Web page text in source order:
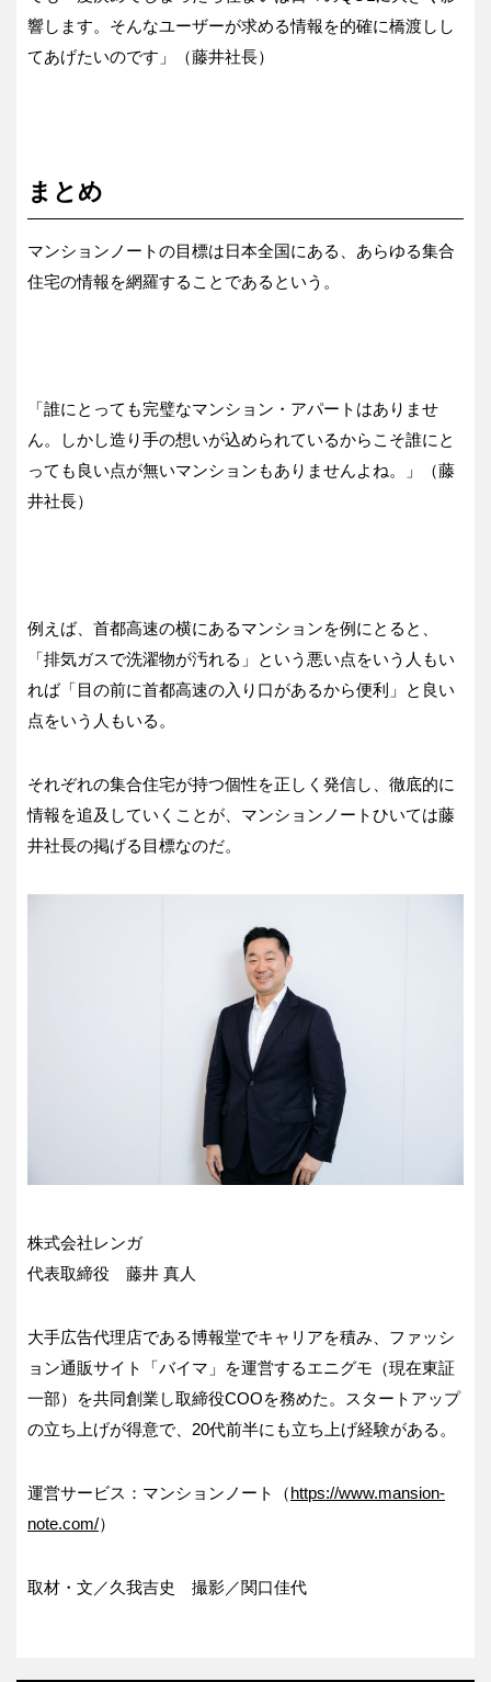
響します。そんなユーザーが求める情報を的確に橋渡しし
てあげたいのです」（藤井社長）
まとめ
マンションノートの目標は日本全国にある、あらゆる集合
住宅の情報を網羅することであるという。
「誰にとっても完璧なマンション・アパートはありませ
ん。しかし造り手の想いが込められているからこそ誰にと
っても良い点が無いマンションもありませんよね。」（藤
井社長）
例えば、首都高速の横にあるマンションを例にとると、
「排気ガスで洗濯物が汚れる」という悪い点をいう人もい
れば「目の前に首都高速の入り口があるから便利」と良い
点をいう人もいる。
それぞれの集合住宅が持つ個性を正しく発信し、徹底的に
情報を追及していくことが、マンションノートひいては藤
井社長の掲げる目標なのだ。
株式会社レンガ
代表取締役 藤井 真人
大手広告代理店である博報堂でキャリアを積み、ファッシ
ョン通販サイト「バイマ」を運営するエニグモ（現在東証
一部）を共同創業し取締役COOを務めた。スタートアップ
の立ち上げが得意で、20代前半にも立ち上げ経験がある。
運営サービス：マンションノート（https://www.mansion-
note.com/）
取材・文／久我吉史 撮影／関口佳代